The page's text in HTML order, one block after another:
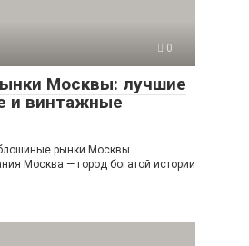
0
Москвы: лучшие
и винтажные
рынки Москвы
Москва — город богатой истории